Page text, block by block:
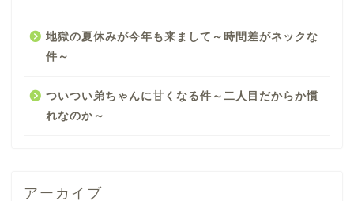
地獄の夏休みが今年も来まして～時間差がネックな
件～
ついつい弟ちゃんに甘くなる件～二人目だからか慣
れなのか～
アーカイブ